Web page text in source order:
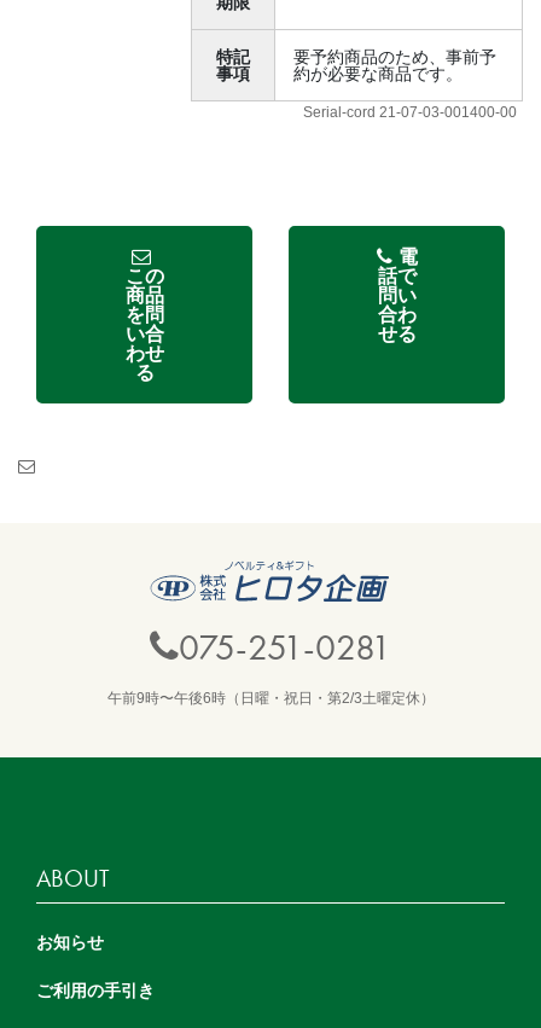
特記
事項
要予約商品のため、事前予
約が必要な商品です。
Serial-cord 21-07-03-001400-00
この
商品
を問
い合
わせ
る
電
話で
問い
合わ
せる
075-251-0281
午前9時〜午後6時（日曜・祝日・第2/3土曜定休）
ABOUT
お知らせ
ご利用の手引き